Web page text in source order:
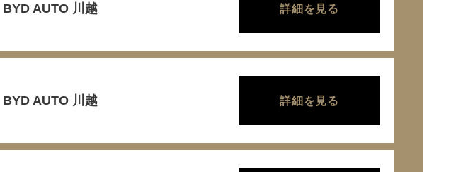
BYD AUTO 川越 詳細を見る
BYD AUTO 川越 詳細を見る